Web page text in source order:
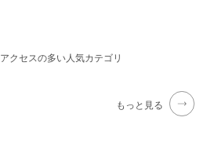
アクセスの多い人気カテゴリ
もっと見る